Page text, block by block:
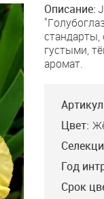
Описание:
густыми,
аромат.
Цвет:
Год
Срок